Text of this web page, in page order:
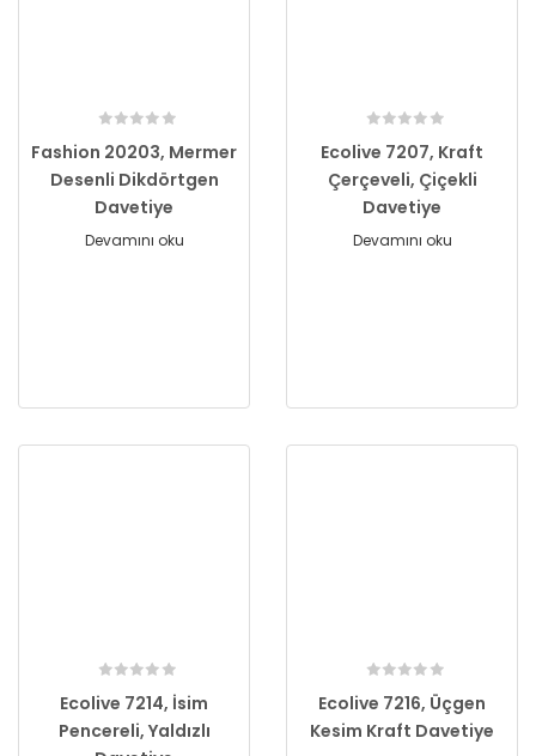
Fashion 20203, Mermer
Desenli Dikdörtgen
Davetiye
Devamını oku
Ecolive 7207, Kraft
Çerçeveli, Çiçekli
Davetiye
Devamını oku
Ecolive 7214, İsim
Pencereli, Yaldızlı
Ecolive 7216, Üçgen
Kesim Kraft Davetiye